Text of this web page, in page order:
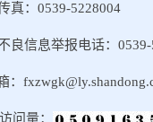
真：0539-5228004
良信息举报电话：0539-
：
问量：